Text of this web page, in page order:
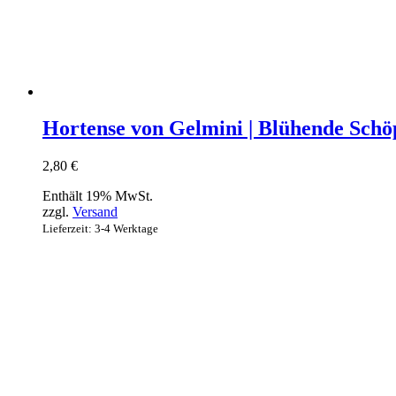
Hortense von Gelmini | Blühende
2,80 €
Enthält 19% MwSt.
zzgl. Versand
Lieferzeit: 3-4 Werktage